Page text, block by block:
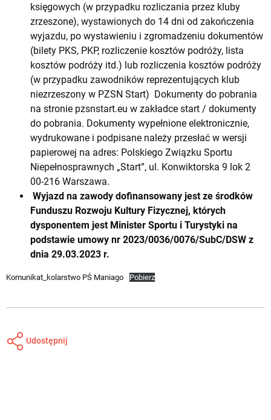
księgowych (w przypadku rozliczania przez kluby
zrzeszone), wystawionych do 14 dni od zakończenia
wyjazdu, po wystawieniu i zgromadzeniu dokumentów
(bilety PKS, PKP, rozliczenie kosztów podróży, lista
kosztów podróży itd.) lub rozliczenia kosztów podróży
(w przypadku zawodników reprezentujących klub
niezrzeszony w PZSN Start) Dokumenty do pobrania
na stronie pzsnstart.eu w zakładce start / dokumenty
do pobrania. Dokumenty wypełnione elektronicznie,
wydrukowane i podpisane należy przesłać w wersji
papierowej na adres: Polskiego Związku Sportu
Niepełnosprawnych „Start”, ul. Konwiktorska 9 lok 2
00-216 Warszawa.
Wyjazd na zawody dofinansowany jest ze środków
Funduszu Rozwoju Kultury Fizycznej, których
dysponentem jest Minister Sportu i Turystyki na
podstawie umowy nr 2023/0036/0076/SubC/DSW z
dnia 29.03.2023 r.
Komunikat_kolarstwo PŚ Maniago Pobierz
Udostępnij